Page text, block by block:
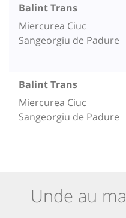
Balint Trans
Miercurea Ciuc
Sangeorgiu de Padure
Balint Trans
Miercurea Ciuc
Sangeorgiu de Padure
Unde au